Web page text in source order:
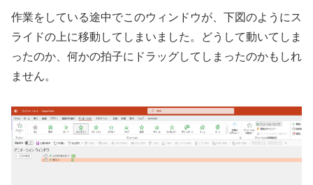
作業をしている途中でこのウィンドウが、下図のようにス
ライドの上に移動してしまいました。どうして動いてしま
ったのか、何かの拍子にドラッグしてしまったのかもしれ
ません。